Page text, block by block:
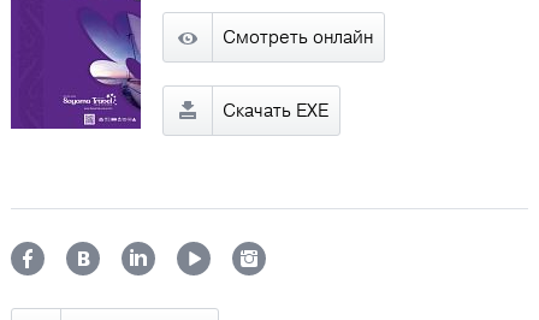
Смотреть онлайн
Скачать EXE